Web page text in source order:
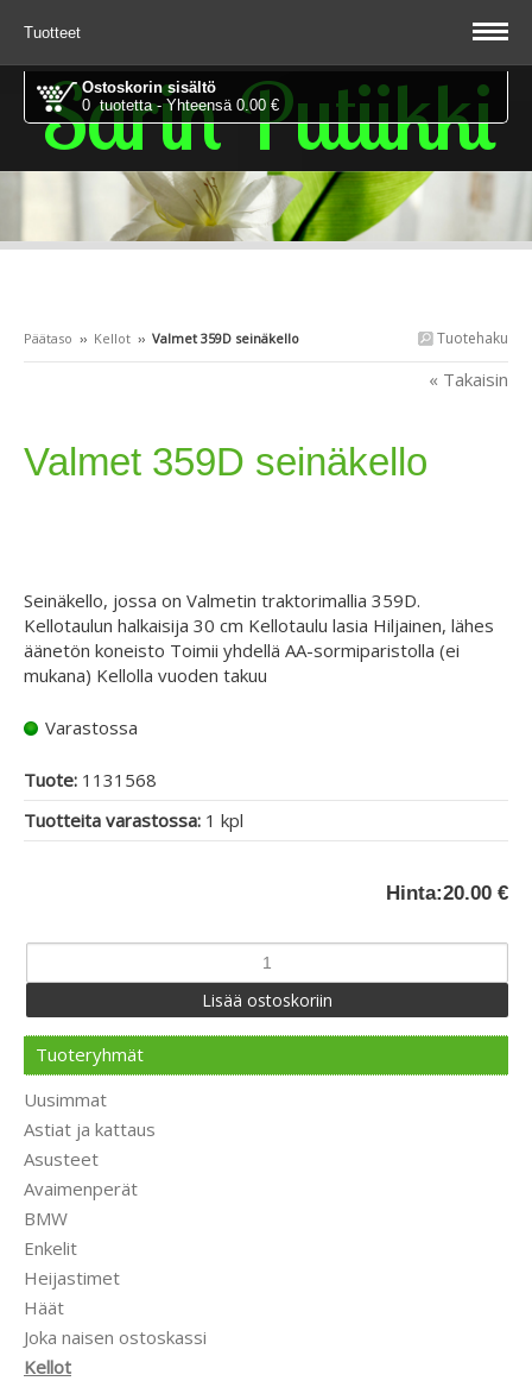
Tuotteet
Ostoskorin sisältö
0 tuotetta - Yhteensä 0.00 €
Sarin Putiikki
Tuotehaku
Päätaso ›› Kellot ›› Valmet 359D seinäkello
« Takaisin
Valmet 359D seinäkello
Seinäkello, jossa on Valmetin traktorimallia 359D.
Kellotaulun halkaisija 30 cm Kellotaulu lasia Hiljainen, lähes
äänetön koneisto Toimii yhdellä AA-sormiparistolla (ei
mukana) Kellolla vuoden takuu
Varastossa
Tuote: 1131568
Tuotteita varastossa: 1 kpl
Hinta:20.00 €
Tuoteryhmät
Uusimmat
Astiat ja kattaus
Asusteet
Avaimenperät
BMW
Enkelit
Heijastimet
Häät
Joka naisen ostoskassi
Kellot